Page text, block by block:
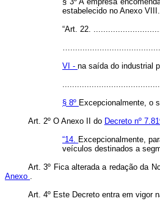
estabelecido no Anexo
“Art. 22.
VI - na saída do industrial
§ 8º Excepcionalmente, o
Art. 2º O Anexo II do Decreto nº
“14. Excepcionalmente,
veículos destinados a
Art. 3º Fica alterada a redação da
Anexo .
Art. 4º Este Decreto entra em vigor